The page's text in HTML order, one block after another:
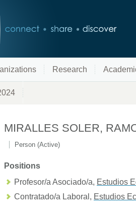
Research
MIRALLES SOLER,
Person (Active)
Positions
Profesor/a Asociado/a, Estudios
Contratado/a Laboral , Estudios